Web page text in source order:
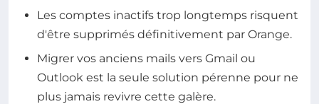
Les comptes inactifs trop longtemps risquent
d'être supprimés définitivement par Orange.
Migrer vos anciens mails vers Gmail ou
Outlook est la seule solution pérenne pour ne
plus jamais revivre cette galère.